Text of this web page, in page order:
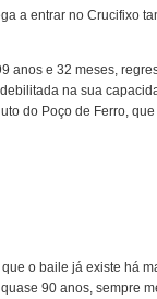
a entrar no Crucifixo
anos e 32 meses,
na sua
do Poço de Ferro,
o baile já existe há
90 anos, sempre